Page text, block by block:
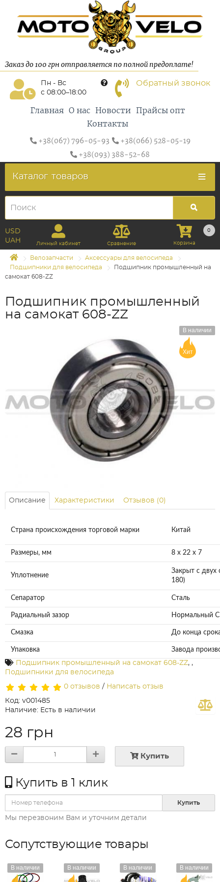
Заказ до 100 грн отправляется по полной предоплате!
Пн - Вс
с 08:00–18:00
Обратный звонок
Главная О нас Новости
Прайсы опт
Контакты
+38(067) 796-05-93
+38(066) 528-05-19
+38(093) 388-52-68
Каталог товаров
USD
UAH
Личный кабинет Сравнение
0
Корзина
Велозапчасти
Аксессуары для велосипеда
Подшипники для велосипеда
Подшипник промышленный на
самокат 608-ZZ
Подшипник промышленный
на самокат 608-ZZ
В наличии
Хит
Описание Характеристики Отзывов (0)
Страна происхождения торговой марки Китай
Размеры, мм 8 x 22 x 7
Уплотнение
Закрыт с двух
180)
Сепаратор Сталь
Радиальный зазор Нормальный
Смазка До конца
Упаковка
Завода
Подшипник промышленный на самокат 608-ZZ, ,
Подшипники для велосипеда
0 отзывов / Написать отзыв
Код: v001485
Наличие: Есть в наличии
28 грн
Купить
Купить в 1 клик
Купить
Мы перезвоним Вам и уточним детали
Сопутствующие товары
В наличии В наличии В наличии В наличии